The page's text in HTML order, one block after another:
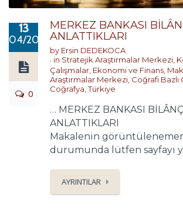
13
04/2023
0
MERKEZ BANKASI
ANLATTIKLARI
by Ersin DEDEKOCA
in Stratejik Araştırmalar Merkezi
Çalışmalar Ekonomi ve Finans
Araştırmalar Merkezi Coğrafi Bazlı
Coğrafya ,Türkiye
… MERKEZ BANKASI
ANLATTIKLARI
Makalenin
durumunda lütfen sayfayı
AYRINTILAR